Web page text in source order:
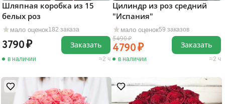
мало оценок182 заказа
Шляпная коробка из 15
белых роз
3790
в наличии 2 ч
Заказать
мало оценок59 заказов
Цилиндр из роз средний
"Испания"
5490
4790
в наличии 2 ч
Заказать